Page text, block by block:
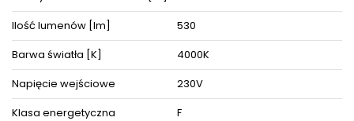
Oświetlenie doskonale prezentuje się pojedynczo oraz w
towarzystwie innych lamp jako instalacje świetlne, dzięki czemu
można dopasować je do różnego typu pomieszczeń.
Produkt posiada certyfikaty zgodności i objęty jest gwarancją
producenta.
Zestaw zawiera instrukcję obsługi oraz elementy niezbędne do
złożenia sprzętu.
Ilość lumenów [lm]
530
Barwa światła [K]
4000K
Napięcie wejściowe
230V
Klasa energetyczna
F